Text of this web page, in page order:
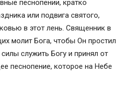
песнопении, кратко
или подвига святого,
в этот лень. Священник в
молит Бога, чтобы Он простил
служить Богу и принял от
песнопение, которое на Небе